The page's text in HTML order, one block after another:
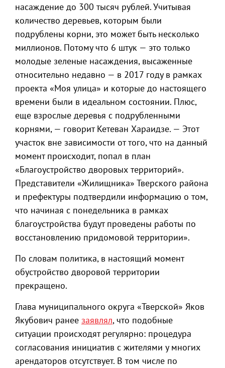
насаждение до 300 тысяч рублей. Учитывая
количество деревьев, которым были
подрублены корни, это может быть несколько
миллионов. Потому что 6 штук — это только
молодые зеленые насаждения, высаженные
относительно недавно — в 2017 году в рамках
проекта «Моя улица» и которые до настоящего
времени были в идеальном состоянии. Плюс,
еще взрослые деревья с подрубленными
корнями, — говорит Кетеван Хараидзе. — Этот
участок вне зависимости от того, что на данный
момент происходит, попал в план
«Благоустройство дворовых территорий».
Представители «Жилищника» Тверского района
и префектуры подтвердили информацию о том,
что начиная с понедельника в рамках
благоустройства будут проведены работы по
восстановлению придомовой территории».
По словам политика, в настоящий момент
обустройство дворовой территории
прекращено.
Глава муниципального округа «Тверской» Яков
Якубович ранее заявлял, что подобные
ситуации происходят регулярно: процедура
согласования инициатив с жителями у многих
арендаторов отсутствует. В том числе по